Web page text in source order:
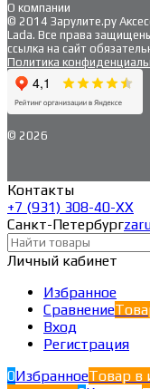
О компании
© 2014 Зарулите.ру
Lada. Все права
ссылка на сайт
Политика
© 2026
Контакты
+7 (931) 308-40-ХХ
Санкт-Петербург
Личный кабинет
Избранное
Сравнение
Вход
Регистрация
0ИзбранноеТовар в